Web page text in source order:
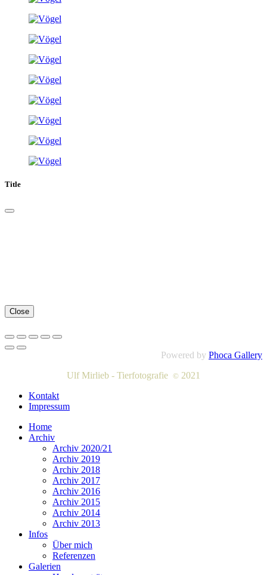
Title
Close
Powered by Phoca Gallery
Ulf Mirlieb - Tierfotografie © 2021
Kontakt
Impressum
Home
Archiv
Archiv 2020/21
Archiv 2019
Archiv 2018
Archiv 2017
Archiv 2016
Archiv 2015
Archiv 2014
Archiv 2013
Infos
Über mich
Referenzen
Galerien